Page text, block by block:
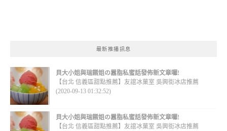
最新推播訊息
貝大小姐與瑞餚姐の囂脂私蜜話發佈新文章囉!
【台北 信義區甜點推薦】友誼冰菓室 吳興街冰店推薦
(2020-09-13 01:32:52)
貝大小姐與瑞餚姐の囂脂私蜜話發佈新文章囉!
【台北 信義區甜點推薦】友誼冰菓室 吳興街冰店推薦